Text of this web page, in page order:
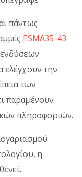
πάντως
ESMA35-43-
ελέγχουν την
των
παραμένουν
πληροφοριών.
η